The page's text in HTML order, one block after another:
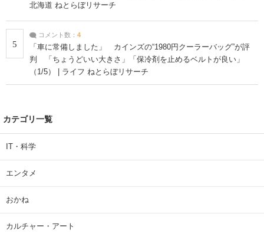
北海道 ねとらぼリサーチ
5
コメント数： 4
「車に常備しました」 カインズの“1980円クーラーバッグ”が評
判 「ちょうどいい大きさ」「保冷剤を止めるベルトが良い」
（1/5） | ライフ ねとらぼリサーチ
カテゴリ一覧
IT・科学
エンタメ
おかね
カルチャー・アート